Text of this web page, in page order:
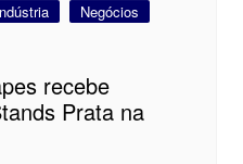
Negócios
recebe
Prata na